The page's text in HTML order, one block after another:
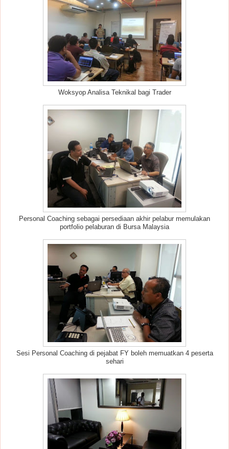
Woksyop Analisa Teknikal bagi Trader
Personal Coaching sebagai persediaan akhir pelabur memulakan
portfolio pelaburan di Bursa Malaysia
Sesi Personal Coaching di pejabat FY boleh memuatkan 4 peserta
sehari